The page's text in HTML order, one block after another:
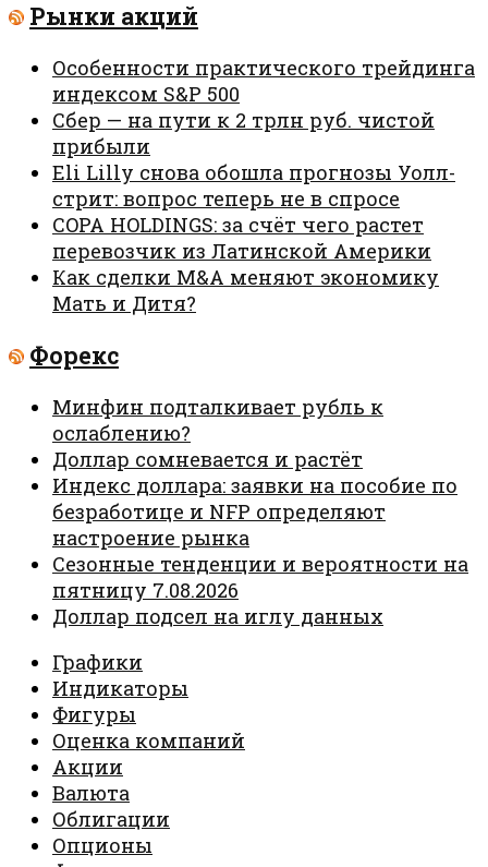
Рынки акций
Особенности практического трейдинга
индексом S&P 500
Сбер — на пути к 2 трлн руб. чистой
прибыли
Eli Lilly снова обошла прогнозы Уолл-
стрит: вопрос теперь не в спросе
COPA HOLDINGS: за счёт чего растет
перевозчик из Латинской Америки
Как сделки M&A меняют экономику
Мать и Дитя?
Форекс
Минфин подталкивает рубль к
ослаблению?
Доллар сомневается и растёт
Индекс доллара: заявки на пособие по
безработице и NFP определяют
настроение рынка
Сезонные тенденции и вероятности на
пятницу 7.08.2026
Доллар подсел на иглу данных
Графики
Индикаторы
Фигуры
Оценка компаний
Акции
Валюта
Облигации
Опционы